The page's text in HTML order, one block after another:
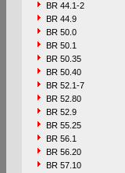
BR 44.1-2
BR 44.9
BR 50.0
BR 50.1
BR 50.35
BR 50.40
BR 52.1-7
BR 52.80
BR 52.9
BR 55.25
BR 56.1
BR 56.20
BR 57.10